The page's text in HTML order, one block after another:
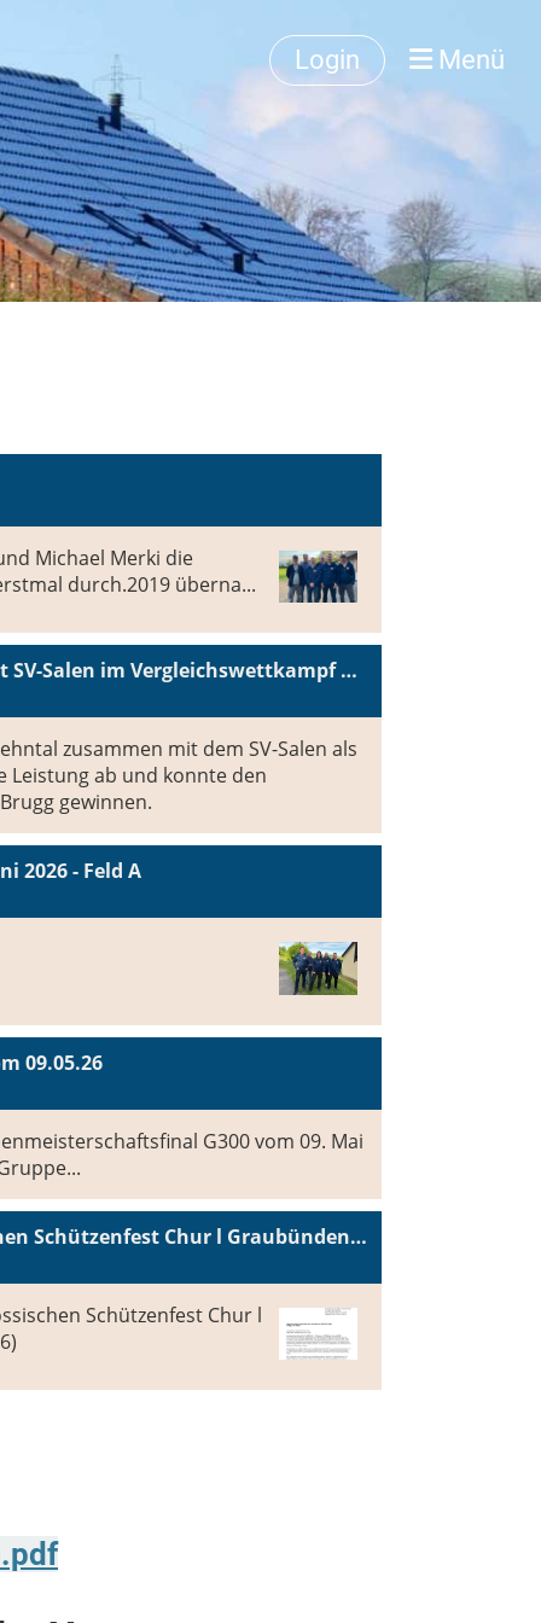
Login Menü
Michael Merki die
durch.2019 überna...
SSV Wehntal setzt sich mit SV-Salen im Vergleichswettkampf durch!
zusammen mit dem SV-Salen als
Leistung ab und konnte den
gewinnen.
2026 - Feld A
09.05.26
G300 vom 09. Mai
Mithilfe am Eidgenössischen Schützenfest Chur l Graubünden 2026 (ESF2026)
Schützenfest Chur l